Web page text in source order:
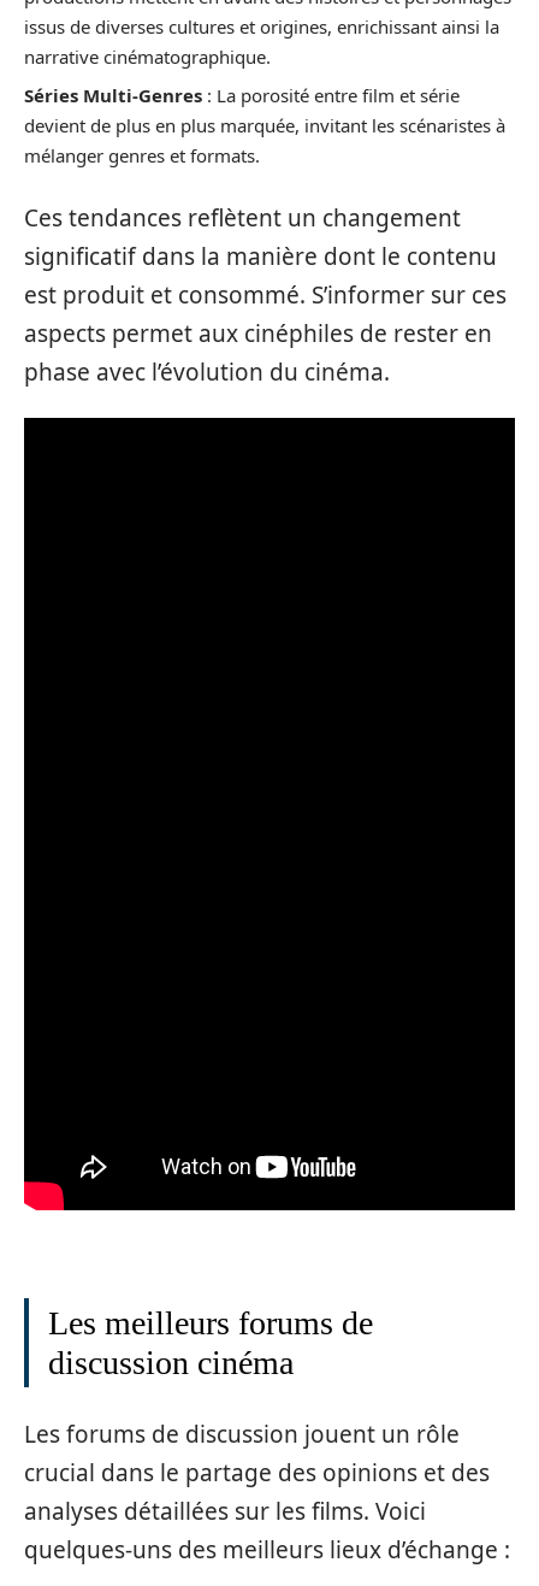
issus de diverses cultures et origines, enrichissant ainsi la
narrative cinématographique.
Séries Multi-Genres : La porosité entre film et série
devient de plus en plus marquée, invitant les scénaristes à
mélanger genres et formats.
Ces tendances reflètent un changement
significatif dans la manière dont le contenu
est produit et consommé. S’informer sur ces
aspects permet aux cinéphiles de rester en
phase avec l’évolution du cinéma.
Les meilleurs forums de
discussion cinéma
Les forums de discussion jouent un rôle
crucial dans le partage des opinions et des
analyses détaillées sur les films. Voici
quelques-uns des meilleurs lieux d’échange :